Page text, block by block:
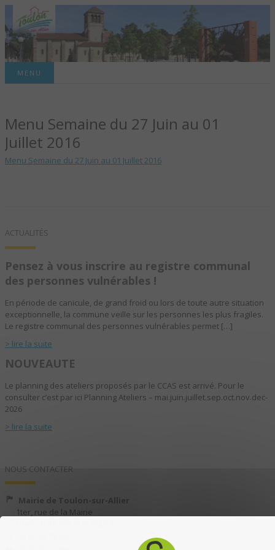
TOULON-SUR-
ALLIER – SITE
OFFICIEL DE LA
MENU
Menu Semaine du 27 Juin au 01
Juillet 2016
Menu Semaine du 27 Juin au 01 Juillet 2016
ACTUALITÉS
Pensez à vous inscrire au registre communal
des personnes vulnérables !
En période de canicule, de grand froid ou lors de toute autre situation
exceptionnelle, la commune veille sur les personnes les plus fragiles.
Le registre communal des personnes vulnérables permet […]
> lire la suite
NOUVEAUTE
Le planning des ateliers proposés par le CCAS est arrivé. Pour le
consulter c’est par ici Planning Ateliers – mai.juin.juillet.sep.oct.nov.dec-
2026
> lire la suite
NOUS CONTACTER
Mairie de Toulon-sur-Allier
1ter, rue de la Mairie